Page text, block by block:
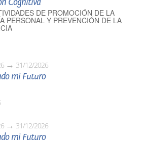
Cognitiva
DE PROMOCIÓN DE LA
PERSONAL Y PREVENCIÓN DE LA
31/12/2026
mi Futuro
31/12/2026
mi Futuro